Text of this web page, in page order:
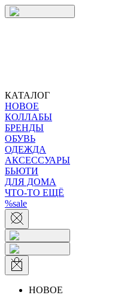
КАТАЛОГ
НОВОЕ
КОЛЛАБЫ
БРЕНДЫ
ОБУВЬ
ОДЕЖДА
АКСЕССУАРЫ
БЬЮТИ
ДЛЯ ДОМА
ЧТО-ТО ЕЩЁ
%sale
НОВОЕ